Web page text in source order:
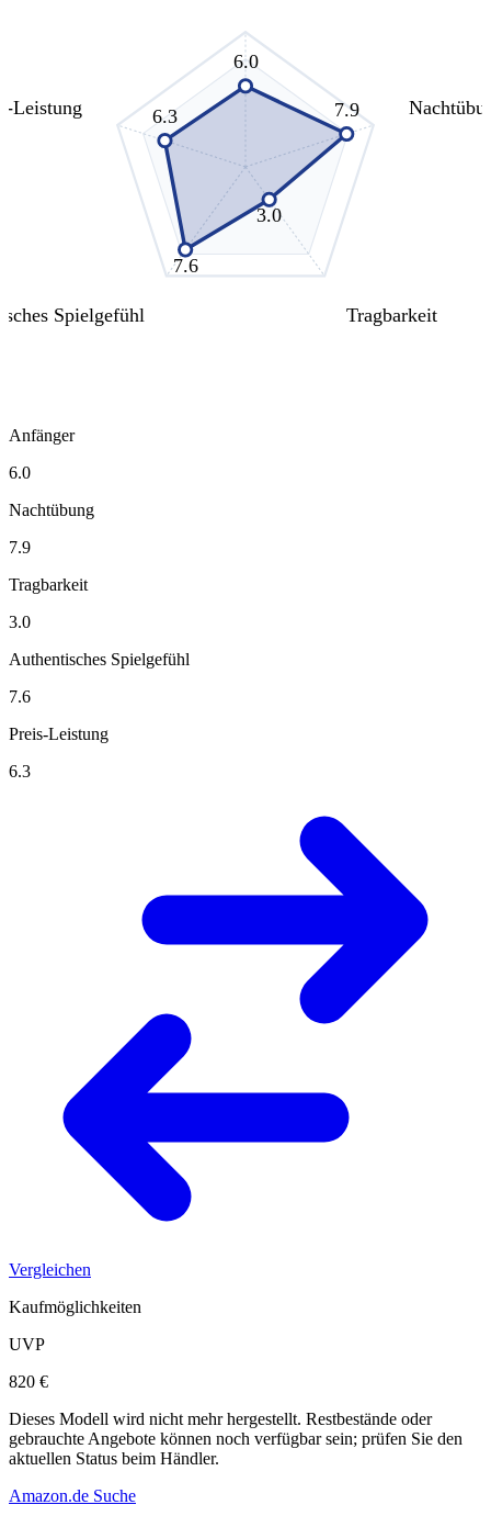
6.0
7.9
3.0
7.6
6.3
Tragbarkeit
Spielgefühl
Leistung
Anfänger
6.0
Nachtübung
7.9
Tragbarkeit
3.0
Authentisches Spielgefühl
7.6
Preis-Leistung
6.3
Vergleichen
Kaufmöglichkeiten
UVP
820 €
Dieses Modell wird nicht mehr hergestellt. Restbestände oder
gebrauchte Angebote können noch verfügbar sein; prüfen Sie den
aktuellen Status beim Händler.
Amazon.de Suche